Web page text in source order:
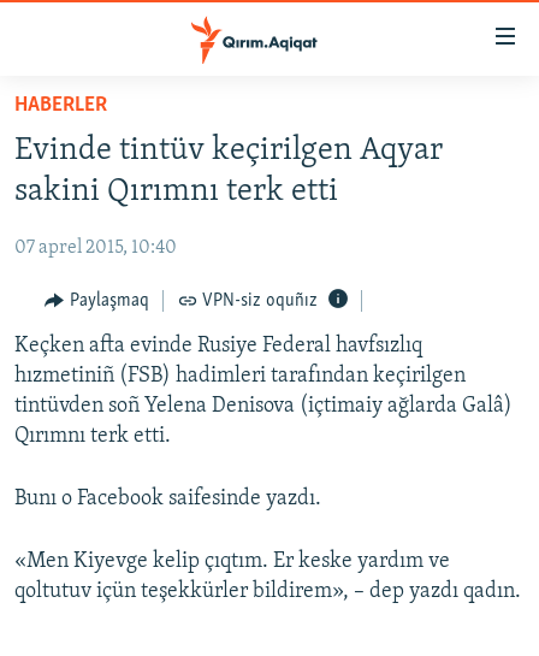
Esas
qaytmaq
Baş
qaytmaq
qaytmaq
HABERLER
SİYASET
İQTİSADİYAT
CEMİYET
MEDENİYET
İNSAN AQLARI
VİDEO
SÜRET
Русский
HABERLER
Evinde tintüv keçirilgen Aqyar
sakini Qırımnı terk etti
07 aprel 2015, 10:40
Paylaşmaq VPN-siz oquñız
Keçken afta evinde Rusiye Federal havfsızlıq
hızmetiniñ (FSB) hadimleri tarafından keçirilgen
tintüvden soñ Yelena Denisova (içtimaiy ağlarda Galâ)
Qırımnı terk etti.
Bunı o Facebook saifesinde yazdı.
«Men Kiyevge kelip çıqtım. Er keske yardım ve
qoltutuv içün teşekkürler bildirem», – dep yazdı qadın.